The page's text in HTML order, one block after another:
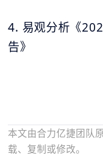
4. 易观分析《
告》
本文由合力亿捷团队
载、复制或修改。